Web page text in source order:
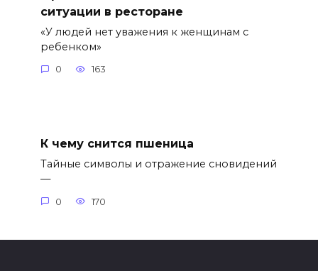
ситуации в ресторане
«У людей нет уважения к женщинам с
ребенком»
0 163
К чему снится пшеница
Тайные символы и отражение сновидений
—
0 170